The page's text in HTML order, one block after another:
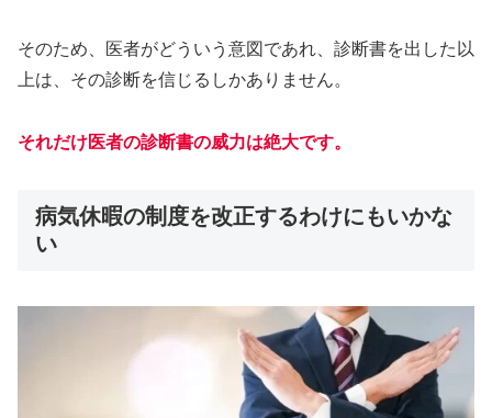
そのため、医者がどういう意図であれ、診断書を出した以
上は、その診断を信じるしかありません。
それだけ医者の診断書の威力は絶大です。
病気休暇の制度を改正するわけにもいかな
い